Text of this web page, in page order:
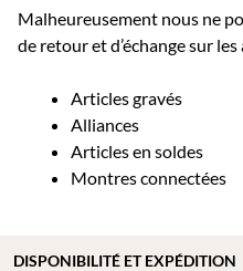
Malheureusement nous ne
de retour et d’échange sur
Articles gravés
Alliances
Articles en soldes
Montres connectées
DISPONIBILITÉ ET EXPÉDITION